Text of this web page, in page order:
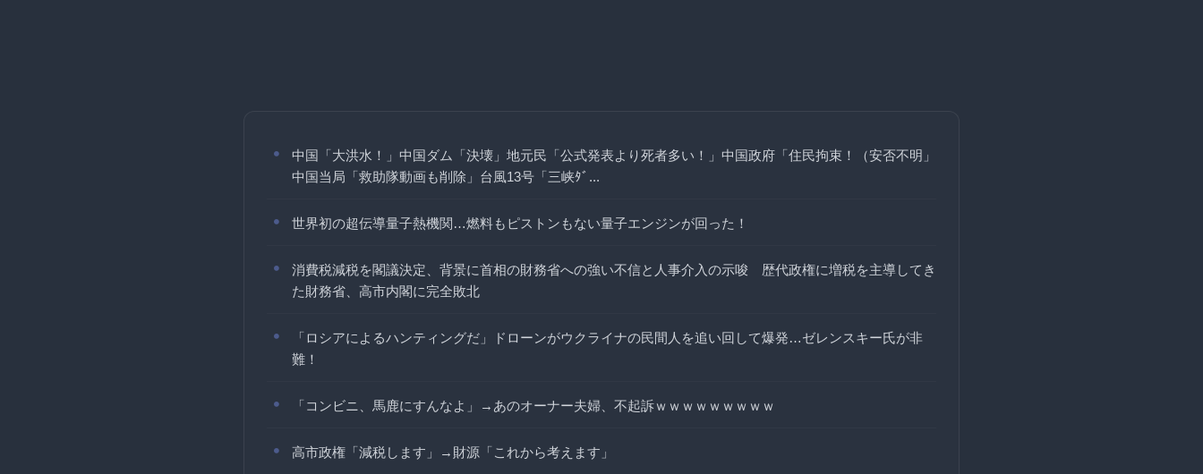
中国「大洪水！」中国ダム「決壊」地元民「公式発表より死者多い！」中国政府「住民拘束！（安否不明」
中国当局「救助隊動画も削除」台風13号「三峡ﾀﾞ...
世界初の超伝導量子熱機関…燃料もピストンもない量子エンジンが回った！
消費税減税を閣議決定、背景に首相の財務省への強い不信と人事介入の示唆 歴代政権に増税を主導してき
た財務省、高市内閣に完全敗北
「ロシアによるハンティングだ」ドローンがウクライナの民間人を追い回して爆発…ゼレンスキー氏が非
難！
「コンビニ、馬鹿にすんなよ」→あのオーナー夫婦、不起訴ｗｗｗｗｗｗｗｗｗ
高市政権「減税します」→財源「これから考えます」